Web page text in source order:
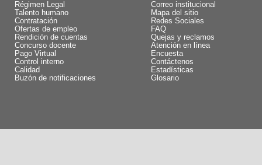
Régimen Legal
Talento humano
Contratación
Ofertas de empleo
Rendición de cuentas
Concurso docente
Pago Virtual
Control interno
Calidad
Buzón de notificaciones
Correo institucional
Mapa del sitio
Redes Sociales
FAQ
Quejas y reclamos
Atención en línea
Encuesta
Contáctenos
Estadísticas
Glosario